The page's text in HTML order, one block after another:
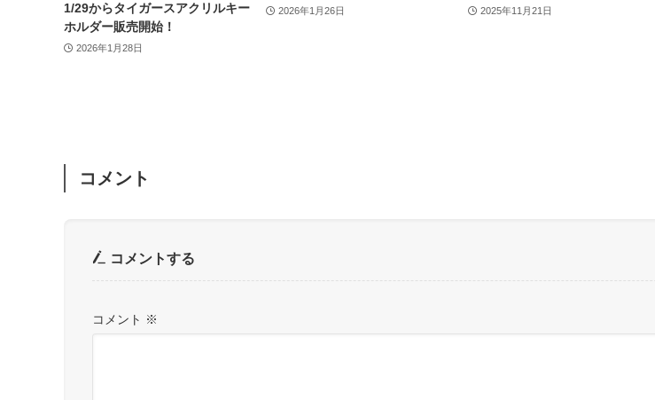
1/29からタイガースアクリルキー
ホルダー販売開始！
2026年1月28日
2026年1月26日 2025年11月21日
コメント
コメントする
コメント ※